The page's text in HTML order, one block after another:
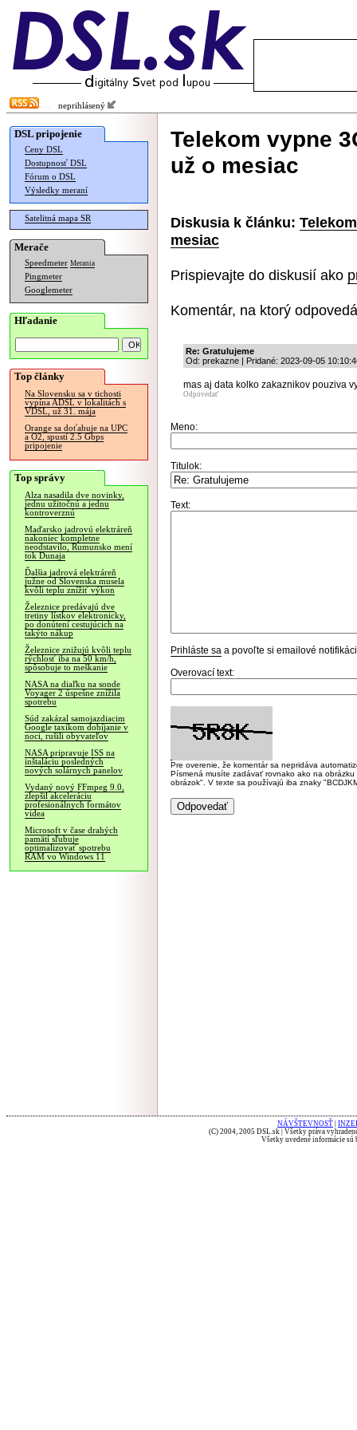
neprihlásený
DSL pripojenie
Ceny DSL
Dostupnosť DSL
Fórum o DSL
Výsledky meraní
Satelitná mapa SR
Merače
Speedmeter Merania
Pingmeter
Googlemeter
Hľadanie
Top články
Na Slovensku sa v tichosti
vypína ADSL v lokalitách s
VDSL, už 31. mája
Orange sa doťahuje na UPC
a O2, spustí 2.5 Gbps
pripojenie
Top správy
Alza nasadila dve novinky,
jednu užitočnú a jednu
kontroverznú
Maďarsko jadrovú elektráreň
nakoniec kompletne
neodstavilo, Rumunsko mení
tok Dunaja
Ďalšia jadrová elektráreň
južne od Slovenska musela
kvôli teplu znížiť výkon
Železnice predávajú dve
tretiny lístkov elektronicky,
po donútení cestujúcich na
takýto nákup
Železnice znižujú kvôli teplu
rýchlosť iba na 50 km/h,
spôsobuje to meškanie
NASA na diaľku na sonde
Voyager 2 úspešne znížila
spotrebu
Súd zakázal samojazdiacim
Google taxíkom dobíjanie v
noci, rušili obyvateľov
NASA pripravuje ISS na
inštaláciu posledných
nových solárnych panelov
Vydaný nový FFmpeg 9.0,
zlepšil akceleráciu
profesionálnych formátov
videa
Microsoft v čase drahých
pamätí sľubuje
optimalizovať spotrebu
RAM vo Windows 11
Telekom vypne
už o mesiac
Diskusia k článku:
mesiac
Prispievajte do diskusií ako
Komentár, na ktorý
Re: Gratulujeme
Od: prekazne | Pridané: 2023-09-05
mas aj data kolko zakaznikov pouziva
Odpovedať
Meno:
Titulok:
Text:
Prihláste sa a povoľte si emailové
Overovací text:
Pre overenie, že komentár sa nepridáva
Písmená musíte zadávať rovnako ako na
obrázok". V texte sa používajú iba znaky
NÁVŠTEVNOSŤ
(C) 2004, 2005 DSL.sk | Všetky práva
Všetky uvedené informácie sú